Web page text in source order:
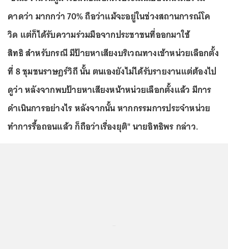
คาดว่า มากกว่า 70% ถือว่าแม้จะอยู่ในช่วงสถานการณ์โค
วิด แต่ก็ได้รับความร่วมมือจากประชาชนที่ออกมาใช้
สิทธิสำหรับกรณี มีป้ายหาเสียงบริเวณทางเข้าหน่วยเลือกตั้ง
ที่ 8 ชุมชนราษฎร์วิถี นั้น ตนเองยังไม่ได้รับรายงานแต่ต้องไป
ดูว่า หลังจากพบป้ายหาเสียงหน้าหน่วยเลือกตั้งแล้ว มีการ
ดำเนินการอย่างไร หลังจากนั้น หากกรรมการประจำหน่วย
ทำการรื้อถอนแล้ว ก็ถือว่าเรื่องยุติ" นายอิทธิพร กล่าว.